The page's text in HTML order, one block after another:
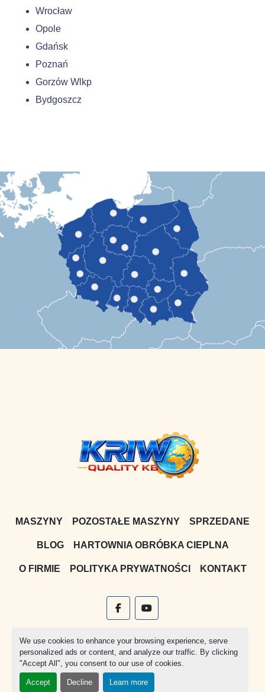
We use cookies to enhance your browsing experience, serve
personalized ads or content, and analyze our traffic. By clicking
"Accept All", you consent to our use of cookies.
Accept Decline Learn more
Wrocław
Opole
Gdańsk
Poznań
Gorzów Wlkp
Bydgoszcz
MASZYNY POZOSTAŁE MASZYNY SPRZEDANE
BLOG HARTOWNIA OBRÓBKA CIEPLNA
O FIRMIE POLITYKA PRYWATNOŚCI KONTAKT
facebookyoutube
Witryna Machinio System stworzona przez
Manage Cookies